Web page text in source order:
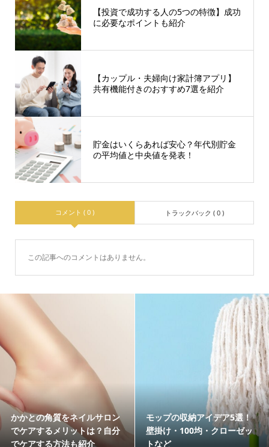
【投資で成功する人の5つの特徴】成功
に必要なポイントも紹介
【カップル・夫婦向け家計簿アプリ】
共有機能付きのおすすめ7選を紹介
貯金はいくらあれば安心？年代別貯金
の平均値と中央値を発表！
コメント ( 0 ) トラックバック ( 0 )
この記事へのコメントはありません。
収納アイデア5選！
100均・クローゼッ
娘の結婚式で黒留袖を着る場
合のマナーとは？母親必見の
選び方も解説
老犬
りや